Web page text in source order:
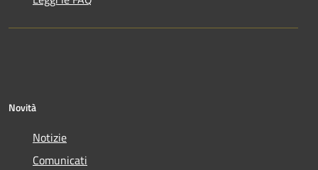
Novità
Notizie
Comunicati